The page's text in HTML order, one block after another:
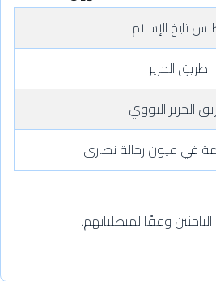
تايخ الإسلام
طريق الحرير
الحرير النووي
في عيون رحالة نصارى
وفقًا لمتطلباتهم.